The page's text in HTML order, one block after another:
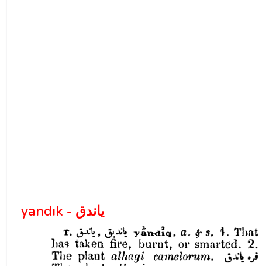
yandık - ياندق